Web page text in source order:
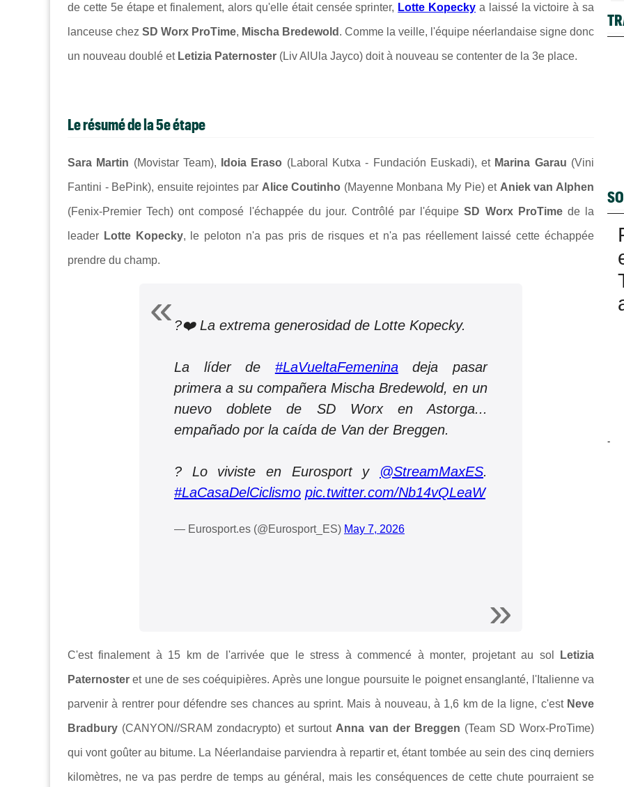
de cette 5e étape et finalement, alors qu'elle était censée sprinter, Lotte Kopecky a laissé la victoire à sa
lanceuse chez SD Worx ProTime, Mischa Bredewold . Comme la veille, l'équipe néerlandaise signe donc
un nouveau doublé et Letizia Paternoster (Liv AlUla Jayco) doit à nouveau se contenter de la 3e place.
Le résumé de la 5e étape
Sara Martin (Movistar Team), Idoia Eraso (Laboral Kutxa - Fundación Euskadi), et Marina Garau (Vini
Fantini - BePink), ensuite rejointes par Alice Coutinho (Mayenne Monbana My Pie) etAniek van Alphen
(Fenix-Premier Tech) ont composé l'échappée du jour. Contrôlé par l'équipeSD Worx ProTime de la
leader Lotte Kopecky, le peloton n'a pas pris de risques et n'a pas réellement laissé cette échappée
prendre du champ.
?❤️ La extrema generosidad de Lotte Kopecky.
La líder de #LaVueltaFemeninadeja pasar
primera a su compañera Mischa Bredewold, en un
nuevo doblete de SD Worx en Astorga...
empañado por la caída de Van der Breggen.
? Lo viviste en Eurosport y @StreamMaxES.
#LaCasaDelCiclismo pic.twitter.com/Nb14vQLeaW
— Eurosport.es (@Eurosport_ES) May 7, 2026
C'est finalement à 15 km de l'arrivée que le stress à commencé à monter, projetant au sol Letizia
Paternosteret une de ses coéquipières. Après une longue poursuite le poignet ensanglanté, l'Italienne va
parvenir à rentrer pour défendre ses chances au sprint. Mais à nouveau, à 1,6 km de la ligne, c'est Neve
Bradbury (CANYON//SRAM zondacrypto) et surtout Anna van der Breggen (Team SD Worx-ProTime)
qui vont goûter au bitume. La Néerlandaise parviendra à repartir et, étant tombée au sein des cinq derniers
kilomètres, ne va pas perdre de temps au général, mais les conséquences de cette chute pourraient se
-